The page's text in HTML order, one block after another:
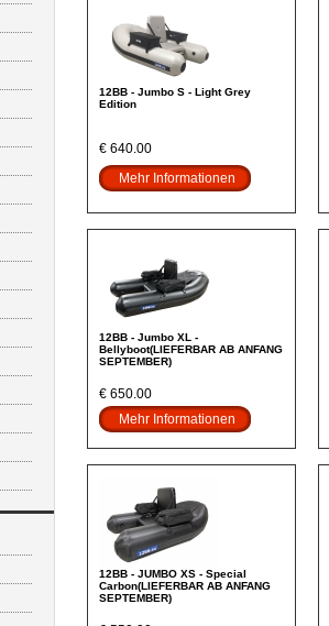
12BB - Jumbo S - Light Grey
Edition
€ 640.00
Mehr Informationen
12BB - Jumbo XL -
Bellyboot(LIEFERBAR AB ANFANG
SEPTEMBER)
€ 650.00
Mehr Informationen
12BB - JUMBO XS - Special
Carbon(LIEFERBAR AB ANFANG
SEPTEMBER)